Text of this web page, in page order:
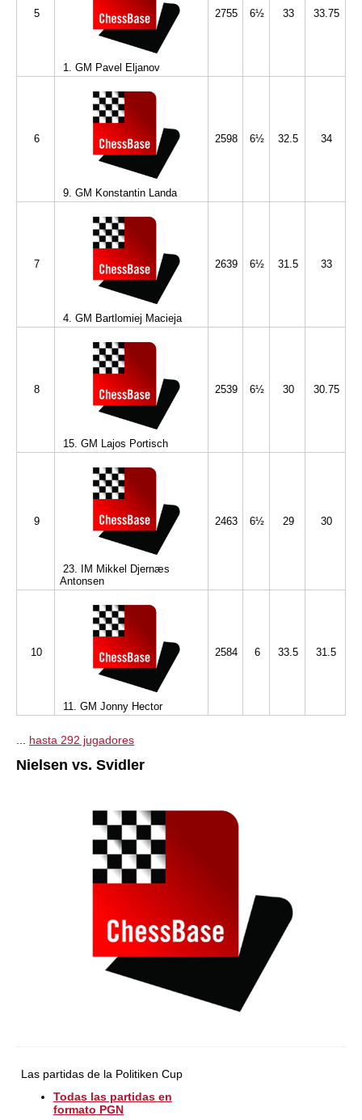
5
1. GM Pavel Eljanov
2755 6½ 33 33.75
6
9. GM Konstantin Landa
2598 6½ 32.5 34
7
4. GM Bartlomiej Macieja
2639 6½ 31.5 33
8
15. GM Lajos Portisch
2539 6½ 30 30.75
9
23. IM Mikkel Djernæs
Antonsen
2463 6½ 29 30
10
11. GM Jonny Hector
2584 6 33.5 31.5
hasta 292 jugadores
Nielsen vs. Svidler
Las partidas de la Politiken Cup
Todas las partidas en
formato PGN